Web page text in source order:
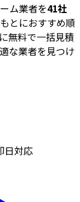
ム業者を41社
とにおすすめ順
無料で一括見積
な業者を見つけ
日対応